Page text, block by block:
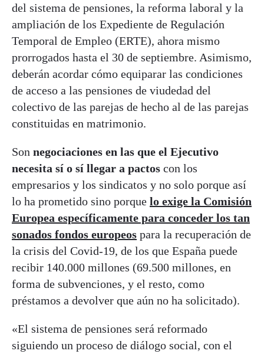
del sistema de pensiones, la reforma laboral y la
ampliación de los Expediente de Regulación
Temporal de Empleo (ERTE), ahora mismo
prorrogados hasta el 30 de septiembre. Asimismo,
deberán acordar cómo equiparar las condiciones
de acceso a las pensiones de viudedad del
colectivo de las parejas de hecho al de las parejas
constituidas en matrimonio.
Son negociaciones en las que el Ejecutivo
necesita sí o sí llegar a pactos con los
empresarios y los sindicatos y no solo porque así
lo ha prometido sino porque lo exige la Comisión
Europea específicamente para conceder los tan
sonados fondos europeos para la recuperación de
la crisis del Covid-19, de los que España puede
recibir 140.000 millones (69.500 millones, en
forma de subvenciones, y el resto, como
préstamos a devolver que aún no ha solicitado).
«El sistema de pensiones será reformado
siguiendo un proceso de diálogo social, con el